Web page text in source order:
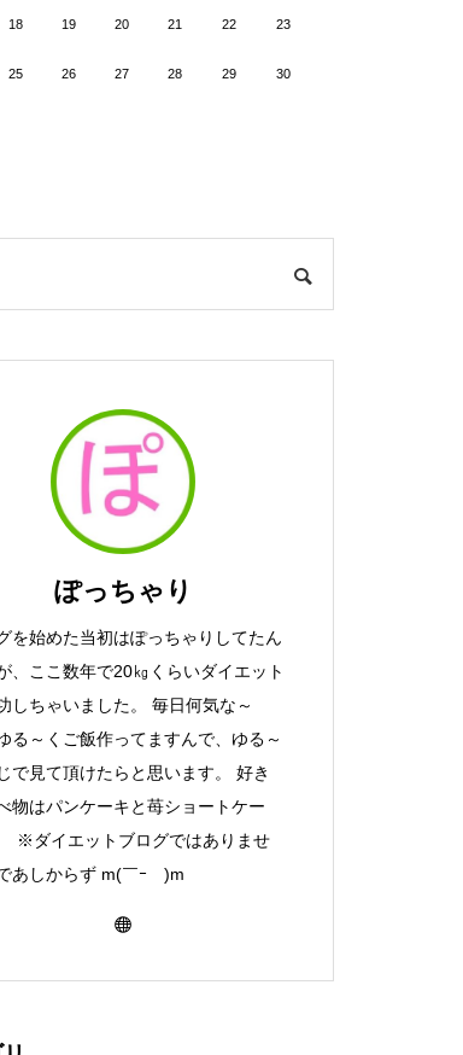
18 19 20 21 22 23
25 26 27 28 29 30
ぽっちゃり
を始めた当初はぽっちゃりしてたん
、ここ数年で20㎏くらいダイエット
しちゃいました。 毎日何気な～
る～くご飯作ってますんで、ゆる～
で見て頂けたらと思います。 好き
物はパンケーキと苺ショートケー
※ダイエットブログではありませ
あしからず m(￣ｰ￣)m